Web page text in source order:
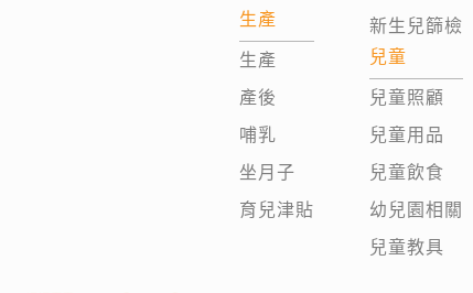
生產
生產
產後
哺乳
坐月子
育兒津貼
新生兒篩檢
兒童
兒童照顧
兒童用品
兒童飲食
幼兒園相關
兒童教具